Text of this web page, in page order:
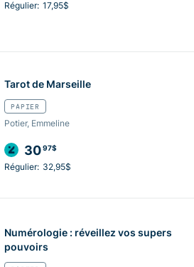
Régulier: 17,95$
Tarot de Marseille
PAPIER
Potier, Emmeline
3097$
Régulier: 32,95$
Numérologie : réveillez vos supers
pouvoirs